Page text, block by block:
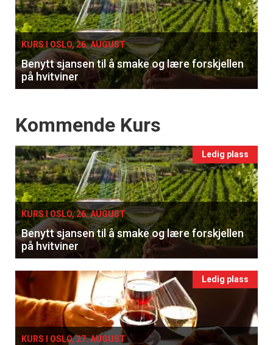
single
KURS I OSLO, 26. AUGUST
Benytt sjansen til å smake og lære forskjellen
på hvitviner
Events
Kommende Kurs
Ledig plass
KURS I OSLO, 26. AUGUST
Benytt sjansen til å smake og lære forskjellen
på hvitviner
Ledig plass
KURS I OSLO, 27. AUGUST